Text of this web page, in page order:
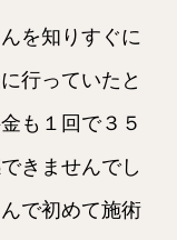
を知りすぐに
行っていたと
も１回で３５
きませんでし
で初めて施術